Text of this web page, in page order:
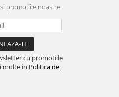
promotiile noastre
cu promotiile
multe in Politica de